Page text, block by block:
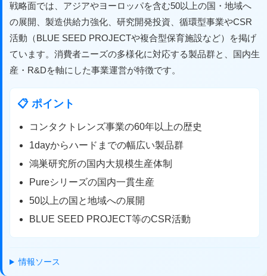
戦略面では、アジアやヨーロッパを含む50以上の国・地域へ
の展開、製造供給力強化、研究開発投資、循環型事業やCSR
活動（BLUE SEED PROJECTや複合型保育施設など）を掲げ
ています。消費者ニーズの多様化に対応する製品群と、国内生
産・R&Dを軸にした事業運営が特徴です。
📋 ポイント
コンタクトレンズ事業の60年以上の歴史
1dayからハードまでの幅広い製品群
鴻巣研究所の国内大規模生産体制
Pureシリーズの国内一貫生産
50以上の国と地域への展開
BLUE SEED PROJECT等のCSR活動
情報ソース